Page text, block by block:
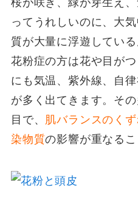
桜が咲き、緑が芽生え
ってうれしいのに、大
質が大量に浮遊している
花粉症の方は花や目が
にも気温、紫外線、自
が多く出てきます。そ
目で、 肌バランスのく
染物質の影響が重なるこ